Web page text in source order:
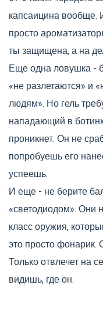
капсаицина вообще.
просто
ты защищена, а на
Еще одна ловушка -
«не разлетаются» и
людям». Но гель
нападающий в
проникнет. Он не
попробуешь его
успеешь.
И еще - не берите
«светодиодом». Они
класс оружия,
это просто фонарик.
Только отвлечет на
видишь, где он.